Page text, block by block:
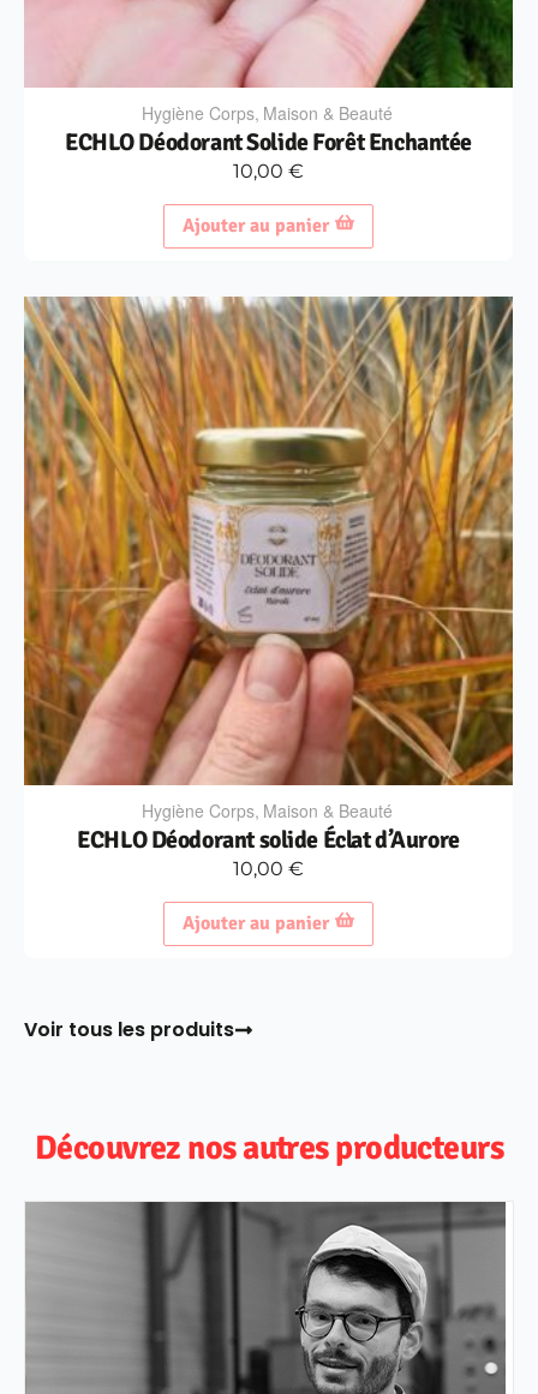
Hygiène Corps, Maison & Beauté
ECHLO Déodorant Solide Forêt Enchantée
10,00 €
Ajouter au panier
Hygiène Corps, Maison & Beauté
ECHLO Déodorant solide Éclat d’Aurore
10,00 €
Ajouter au panier
Voir tous les produits
Découvrez nos autres producteurs